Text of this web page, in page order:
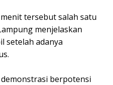
tersebut salah satu
menjelaskan
setelah adanya
berpotensi